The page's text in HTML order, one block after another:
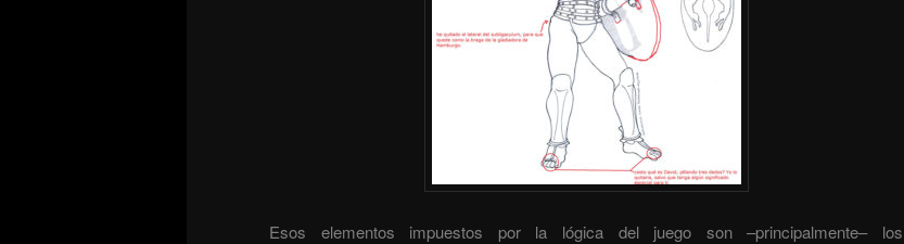
Esos elementos impuestos por la lógica del juego son –principalmente– los